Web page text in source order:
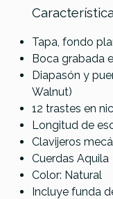
Tapa, fondo
Boca grabada
Diapasón y
Walnut)
12 trastes en
Longitud de
Clavijeros
Cuerdas Aquila
Color: Natural
Incluye funda
Ukulele
Fzone
FZUDA20
soprano
Natural
con funda